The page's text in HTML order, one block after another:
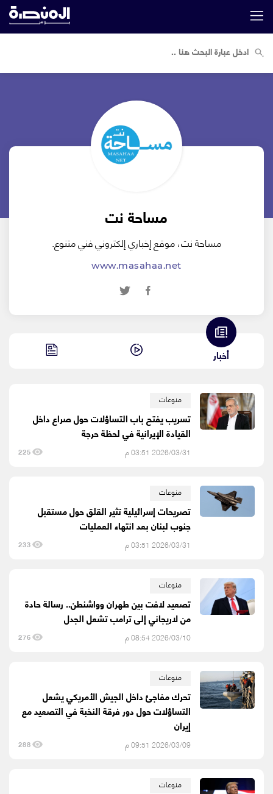
مساحة نت
مساحة نت، موقع إخباري إلكتروني فني متنوع.
www.masahaa.net
أخبار
منوعات
تسريب يفتح باب التساؤلات حول صراع داخل
القيادة الإيرانية في لحظة حرجة
2026/03/31 03:51 م 225
منوعات
تصريحات إسرائيلية تثير القلق حول مستقبل
جنوب لبنان بعد انتهاء العمليات
2026/03/31 03:51 م 233
منوعات
تصعيد لافت بين طهران وواشنطن.. رسالة حادة
من لاريجاني إلى ترامب تشعل الجدل
2026/03/10 08:54 م 276
منوعات
تحرك مفاجئ داخل الجيش الأمريكي يشعل
التساؤلات حول دور فرقة النخبة في التصعيد مع
إيران
2026/03/09 09:51 م 288
منوعات